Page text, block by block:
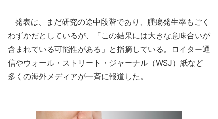
発表は、まだ研究の途中段階であり、腫瘍発生率もごく
わずかだとしているが、「この結果には大きな意味合いが
含まれている可能性がある」と指摘している。ロイター通
信やウォール・ストリート・ジャーナル（WSJ）紙など
多くの海外メディアが一斉に報道した。